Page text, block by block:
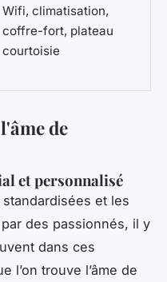
Wifi, climatisation,
coffre-fort, plateau
courtoisie
de
et personnalisé
et les
des passionnés, il y
dans ces
l’on trouve l’âme de